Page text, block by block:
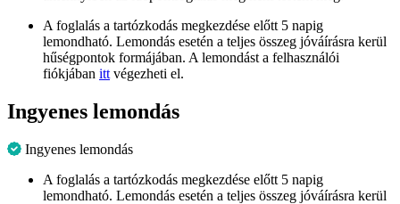
A foglalás a tartózkodás megkezdése előtt 5 napig
lemondható. Lemondás esetén a teljes összeg jóváírásra kerül
hűségpontok formájában. A lemondást a felhasználói
fiókjában itt végezheti el.
Ingyenes lemondás
Ingyenes lemondás
A foglalás a tartózkodás megkezdése előtt 5 napig
lemondható. Lemondás esetén a teljes összeg jóváírásra kerül